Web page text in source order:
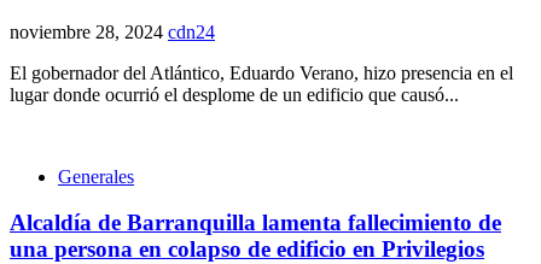
noviembre 28, 2024 cdn24
El gobernador del Atlántico, Eduardo Verano, hizo presencia en el
lugar donde ocurrió el desplome de un edificio que causó...
Generales
Alcaldía de Barranquilla lamenta fallecimiento de
una persona en colapso de edificio en Privilegios